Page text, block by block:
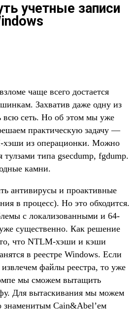
учетные записи
чаще всего достается
Захватив даже одну из
cеть. Но об этом мы уже
практическую задачу —
из операционки. Можно
тулзами типа gsecdump, fgdump.
камни.
антивирусы и проактивные
в процесс). Но это обходится.
с локализованными и 64-
существенно. Как решение
что NTLM-хэши и кэши
в реестре Windows. Если
файлы реестра, то уже
мы сможем вытащить
Для вытаскивания мы можем
знаменитым Cain&Abel’ем